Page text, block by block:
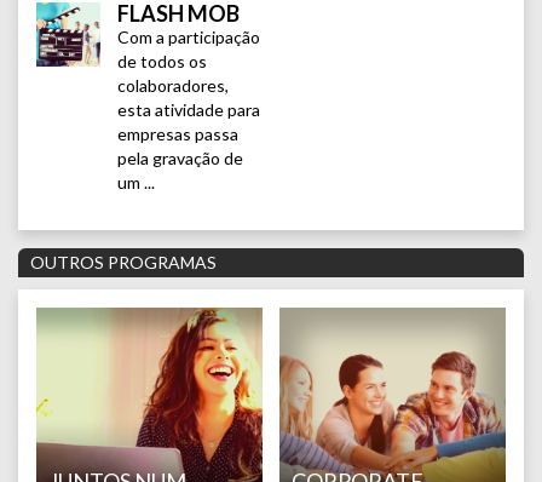
FLASH MOB
Com a participação
de todos os
colaboradores,
esta atividade para
empresas passa
pela gravação de
um ...
OUTROS PROGRAMAS